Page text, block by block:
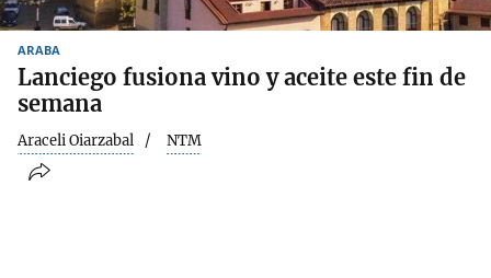
ARABA
Lanciego fusiona vino y aceite este fin de
semana
Araceli Oiarzabal NTM